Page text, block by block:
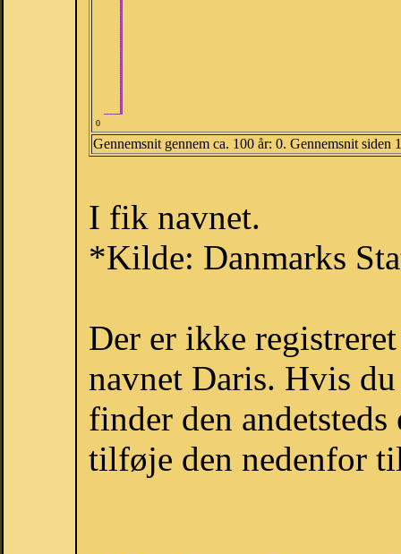
0
Gennemsnit gennem ca. 100 år: 0. Gennemsnit siden
I fik navnet.
*Kilde: Danmarks
Der er ikke
navnet Daris. Hvis
finder den
tilføje den nedenfor